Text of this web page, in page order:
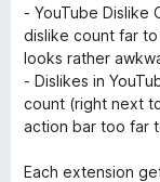
- YouTube Dislike
dislike count far
looks rather
- Dislikes in
count (right next
action bar too far
Each extension